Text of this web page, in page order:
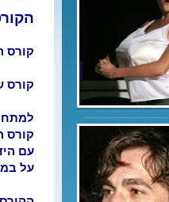
קורס
קורס
קורס
עם
על